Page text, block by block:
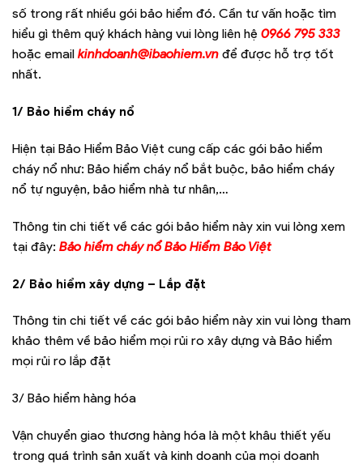
số trong rất nhiều gói bảo hiểm đó. Cần tư vấn hoặc tìm
hiểu gì thêm quý khách hàng vui lòng liên hệ 0966 795 333
hoặc email kinhdoanh@ibaohiem.vn để được hỗ trợ tốt
nhất.
1/ Bảo hiểm cháy nổ
Hiện tại Bảo Hiểm Bảo Việt cung cấp các gói bảo hiểm
cháy nổ như: Bảo hiểm cháy nổ bắt buộc, bảo hiểm cháy
nổ tự nguyện, bảo hiểm nhà tư nhân,…
Thông tin chi tiết về các gói bảo hiểm này xin vui lòng xem
tại đây: Bảo hiểm cháy nổ Bảo Hiểm Bảo Việt
2/ Bảo hiểm xây dựng – Lắp đặt
Thông tin chi tiết về các gói bảo hiểm này xin vui lòng tham
khảo thêm về bảo hiểm mọi rủi ro xây dựng và Bảo hiểm
mọi rủi ro lắp đặt
3/ Bảo hiểm hàng hóa
Vận chuyển giao thương hàng hóa là một khâu thiết yếu
trong quá trình sản xuất và kinh doanh của mọi doanh